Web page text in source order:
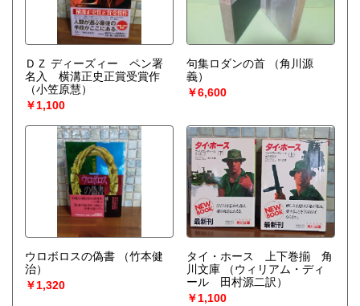
ＤＺ ディーズィー ペン署
名入 横溝正史正賞受賞作
（小笠原慧）
￥1,100
句集ロダンの首
（角川源
義）
￥6,600
ウロボロスの偽書
（竹本健
治）
￥1,320
タイ・ホース 上下巻揃 角
川文庫
（ウィリアム・ディ
ール 田村源二訳）
￥1,100